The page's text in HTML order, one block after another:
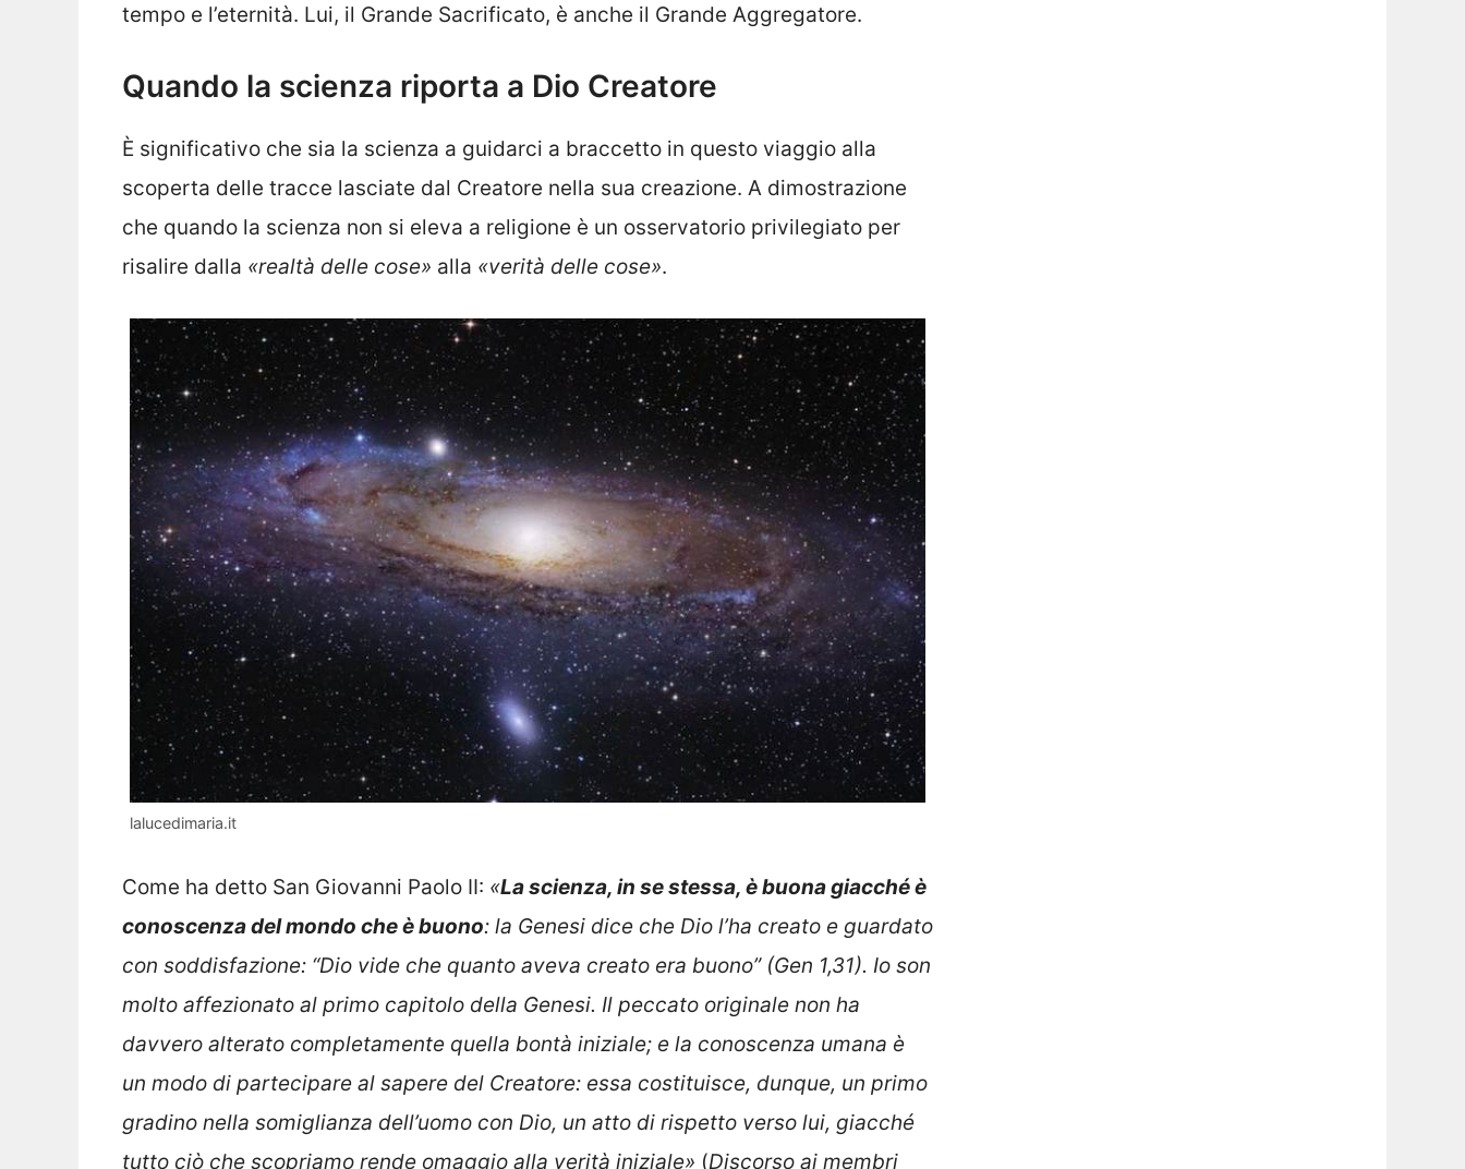
tempo e l’eternità. Lui, il Grande Sacrificato, è anche il Grande Aggregatore.
Quando la scienza riporta a Dio Creatore
È significativo che sia la scienza a guidarci a braccetto in questo viaggio alla
scoperta delle tracce lasciate dal Creatore nella sua creazione. A dimostrazione
che quando la scienza non si eleva a religione è un osservatorio privilegiato per
risalire dalla «realtà delle cose» alla «verità delle cose».
lalucedimaria.it
Come ha detto San Giovanni Paolo II: «La scienza, in se stessa, è buona giacché è
conoscenza del mondo che è buono: la Genesi dice che Dio l’ha creato e guardato
con soddisfazione: “Dio vide che quanto aveva creato era buono” (Gen 1,31). Io son
molto affezionato al primo capitolo della Genesi. Il peccato originale non ha
davvero alterato completamente quella bontà iniziale; e la conoscenza umana è
un modo di partecipare al sapere del Creatore: essa costituisce, dunque, un primo
gradino nella somiglianza dell’uomo con Dio, un atto di rispetto verso lui, giacché
tutto ciò che scopriamo rende omaggio alla verità iniziale» (Discorso ai membri